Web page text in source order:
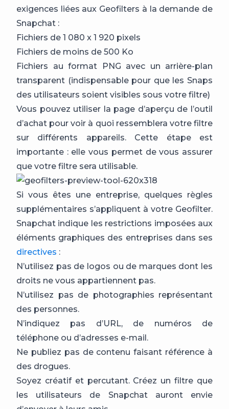
exigences liées aux Geofilters à la demande de
Snapchat :
Fichiers de 1 080 x 1 920 pixels
Fichiers de moins de 500 Ko
Fichiers au format PNG avec un arrière-plan
transparent (indispensable pour que les Snaps
des utilisateurs soient visibles sous votre filtre)
Vous pouvez utiliser la page d’aperçu de l’outil
d’achat pour voir à quoi ressemblera votre filtre
sur différents appareils. Cette étape est
importante : elle vous permet de vous assurer
que votre filtre sera utilisable.
Si vous êtes une entreprise, quelques règles
supplémentaires s’appliquent à votre Geofilter.
Snapchat indique les restrictions imposées aux
éléments graphiques des entreprises dans ses
directives :
N’utilisez pas de logos ou de marques dont les
droits ne vous appartiennent pas.
N’utilisez pas de photographies représentant
des personnes.
N’indiquez pas d’URL, de numéros de
téléphone ou d’adresses e-mail.
Ne publiez pas de contenu faisant référence à
des drogues.
Soyez créatif et percutant. Créez un filtre que
les utilisateurs de Snapchat auront envie